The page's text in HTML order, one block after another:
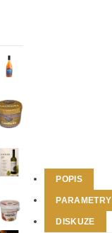
POPIS
PARAMETRY
DISKUZE